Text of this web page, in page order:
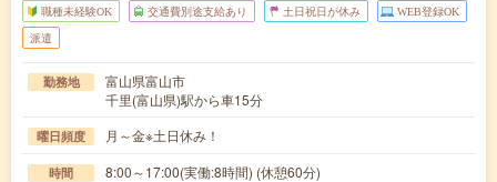
職種未経験OK 交通費別途支給あり 土日祝日が休み WEB登録OK
派遣
勤務地
富山県富山市
千里(富山県)駅から車15分
曜日頻度 月～金※土日休み！
時間 8:00～17:00(実働:8時間) (休憩60分)